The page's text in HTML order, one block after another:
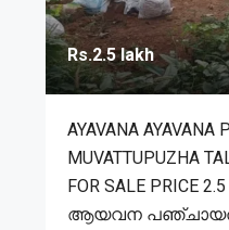
Rs.2.5 lakh
AYAVANA AYAVANA
MUVATTUPUZHA
FOR SALE PRICE
ആയവന